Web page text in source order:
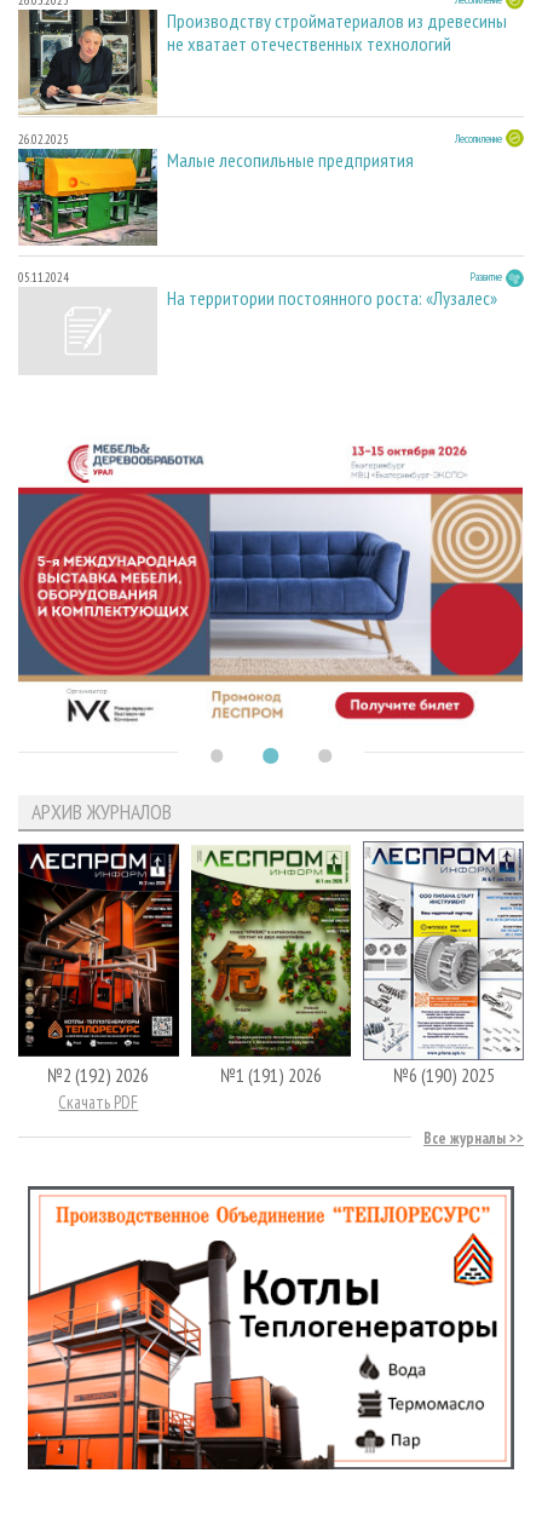
Производству стройматериалов из древесины
не хватает отечественных технологий
26.02.2025 Лесопиление
Малые лесопильные предприятия
05.11.2024 Развитие
На территории постоянного роста: «Лузалес»
АРХИВ ЖУРНАЛОВ
№2 (192) 2026
Скачать PDF
№1 (191) 2026 №6 (190) 2025
Все журналы